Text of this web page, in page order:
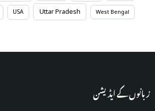
USA Uttar Pradesh West Bengal
زبانوں کے ایڈیشن